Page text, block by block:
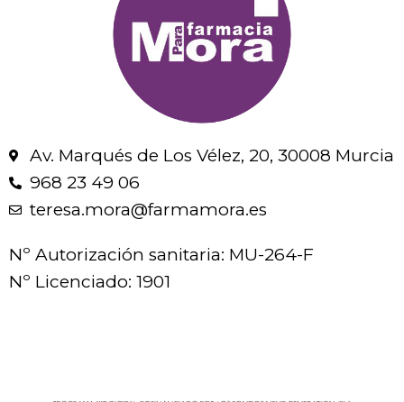
Av. Marqués de Los Vélez, 20, 30008 Murcia
968 23 49 06
teresa.mora@farmamora.es
Nº Autorización sanitaria: MU-264-F
Nº Licenciado: 1901